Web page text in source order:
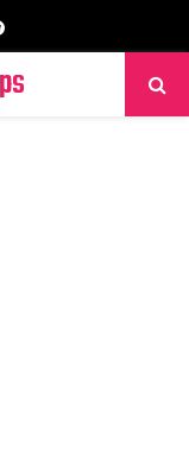
Telegram